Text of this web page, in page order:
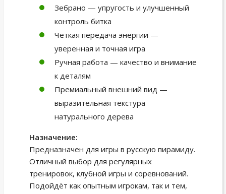
Зебрано — упругость и улучшенный
контроль битка
Чёткая передача энергии —
уверенная и точная игра
Ручная работа — качество и внимание
к деталям
Премиальный внешний вид —
выразительная текстура
натурального дерева
Назначение:
Предназначен для игры в русскую пирамиду.
Отличный выбор для регулярных
тренировок, клубной игры и соревнований.
Подойдёт как опытным игрокам, так и тем,